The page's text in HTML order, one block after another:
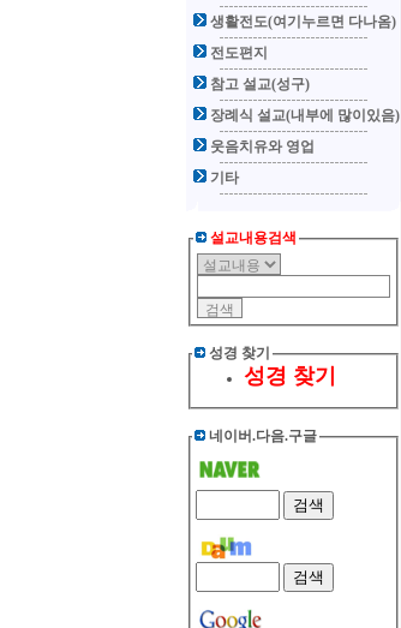
생활전도(여기누르면 다나옴)
전도편지
참고 설교(성구)
장례식 설교(내부에 많이있음)
웃음치유와 영업
기타
설교내용검색
성경 찾기
성경 찾기
네이버.다음.구글